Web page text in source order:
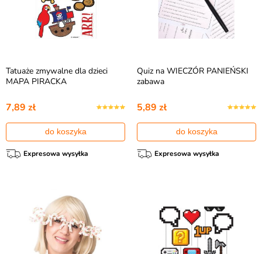
Tatuaże zmywalne dla dzieci
MAPA PIRACKA
7,89 zł
do koszyka
Expresowa wysyłka
Quiz na WIECZÓR PANIEŃSKI
zabawa
5,89 zł
do koszyka
Expresowa wysyłka